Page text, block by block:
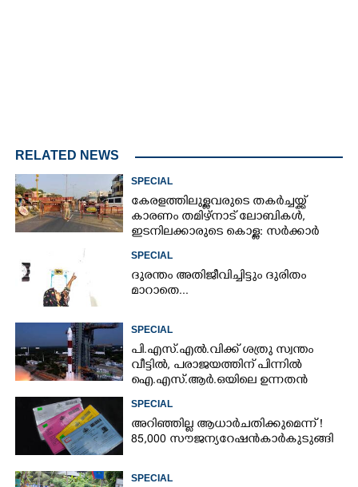
RELATED NEWS
SPECIAL
കേരളത്തിലുള്ളവരുടെ തകർച്ചയ്ക്ക്
കാരണം തമിഴ്നാട് ലോബികൾ,
ഇടനിലക്കാരുടെ കൊള്ള: സർക്കാർ
ഇടപെടണം
SPECIAL
ദുരന്തം അതിജീവിച്ചിട്ടും ദുരിതം
മാറാതെ...
SPECIAL
പി.എസ്.എൽ.വിക്ക് ശത്രു സ്വന്തം
വീട്ടിൽ,​ പരാജയത്തിന് പിന്നിൽ
ഐ.എസ്.ആർ.ഒയിലെ ഉന്നതൻ
SPECIAL
അറിഞ്ഞില്ല ആധാർ ചതിക്കുമെന്ന് !
85,000 സൗജന്യ റേഷൻകാർ കുടുങ്ങി
SPECIAL